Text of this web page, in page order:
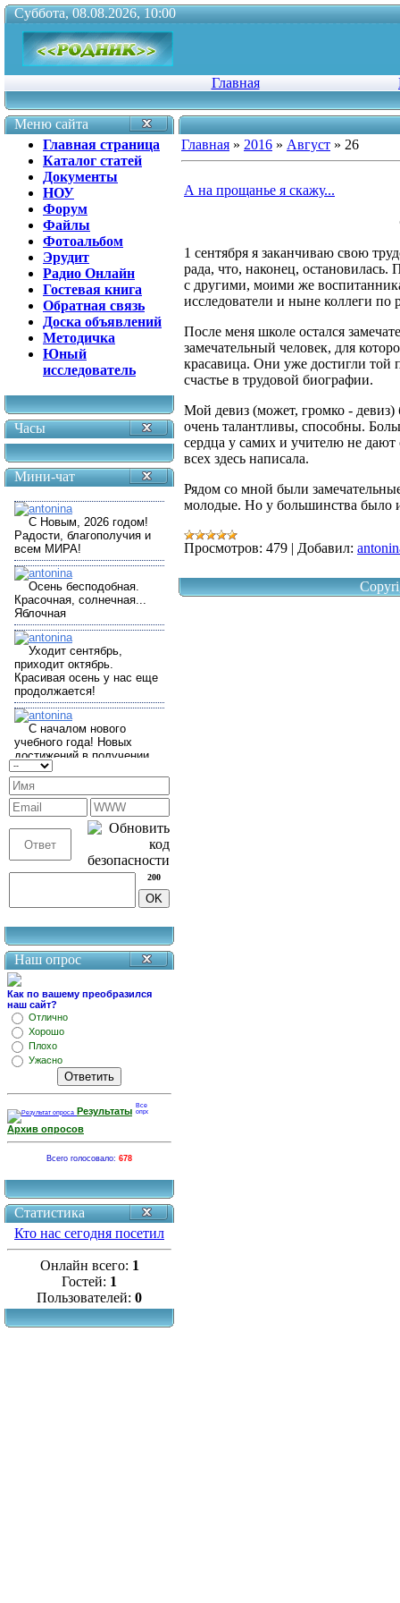
Суббота, 08.08.2026, 10:00
Главная
Меню сайта
Главная страница
Каталог статей
Документы
НОУ
Форум
Файлы
Фотоальбом
Эрудит
Радио Онлайн
Гостевая книга
Обратная связь
Доска объявлений
Методичка
Юный
исследователь
Часы
Мини-чат
200
Наш опрос
Как по вашему преобразился
наш сайт?
Отлично
Хорошо
Плохо
Ужасно
Результаты
Архив опросов
Всего голосовало: 678
Статистика
Кто нас сегодня посетил
Онлайн всего: 1
Гостей: 1
Пользователей: 0
Главная » 2016 » Август » 26
А на прощанье я скажу...
1 сентября я заканчиваю свою
рада, что, наконец,
с другими, моими же
исследователи и ныне коллеги
После меня школе остался
замечательный человек, для
красавица. Они уже достигли той
счастье в трудовой биографии.
Мой девиз (может, громко -
очень талантливы, способны.
сердца у самих и учителю не
всех здесь написала.
Рядом со мной были
молодые. Но у большинства было
Просмотров: 479 | Добавил: